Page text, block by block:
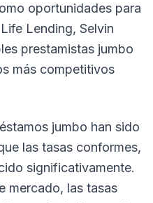
oportunidades para
Lending, Selvin
prestamistas jumbo
más competitivos
jumbo han sido
las tasas conformes,
significativamente.
mercado, las tasas